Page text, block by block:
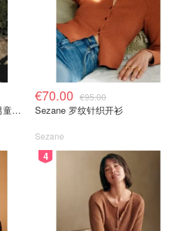
Ralph Lauren Ralph Lauren 男童亚麻衬衫
€70.00 €95.00
Sezane 罗纹针织开衫
Sezane
4